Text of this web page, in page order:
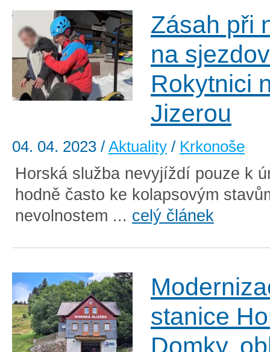
Zásah při
na
Rokytnici
Jizerou
04. 04. 2023 / Aktuality / Krkonoše
Horská služba nevyjíždí pouze k
hodně často ke kolapsovým
nevolnostem ... celý článek
stanice
Domky,